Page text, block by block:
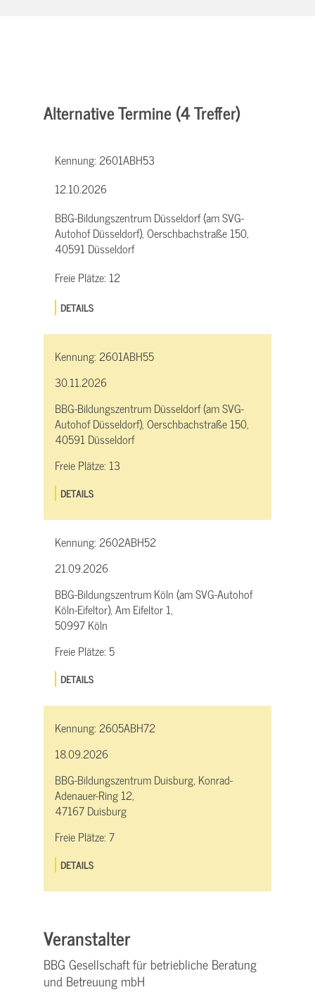
Alternative Termine (4 Treffer)
Kennung:2601ABH53
12.10.2026
BBG-Bildungszentrum Düsseldorf (am SVG-
Autohof Düsseldorf), Oerschbachstraße 150,
40591 Düsseldorf
Freie Plätze: 12
DETAILS
Kennung:2601ABH55
30.11.2026
BBG-Bildungszentrum Düsseldorf (am SVG-
Autohof Düsseldorf), Oerschbachstraße 150,
40591 Düsseldorf
Freie Plätze: 13
DETAILS
Kennung:2602ABH52
21.09.2026
BBG-Bildungszentrum Köln (am SVG-Autohof
Köln-Eifeltor), Am Eifeltor 1,
50997 Köln
Freie Plätze: 5
DETAILS
Kennung:2605ABH72
18.09.2026
BBG-Bildungszentrum Duisburg, Konrad-
Adenauer-Ring 12,
47167 Duisburg
Freie Plätze:7
DETAILS
Veranstalter
BBG Gesellschaft für betriebliche Beratung
und Betreuung mbH